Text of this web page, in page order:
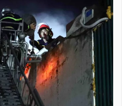
và báo điện tử số 483/GP-BTTTT
Mỹ Hạnh, Phạm Quốc Thắng,
- 024.38 355 932
897 897